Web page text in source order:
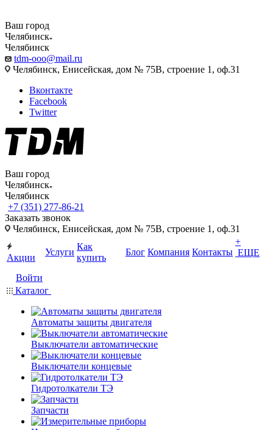
Ваш город
Челябинск
Челябинск
tdm-ooo@mail.ru
Челябинск, Енисейская, дом № 75В, строение 1, оф.31
Вконтакте
Facebook
Twitter
Ваш город
Челябинск
Челябинск
+7 (351) 277-86-21
Заказать звонок
Челябинск, Енисейская, дом № 75В, строение 1, оф.31
Акции
Услуги
Как
купить
Блог Компания Контакты
+
ЕЩЕ
Войти
Каталог
Автоматы защиты двигателя
Выключатели автоматические
Выключатели концевые
Гидротолкатели ТЭ
Запчасти